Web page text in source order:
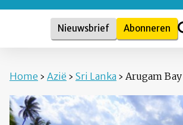
Nieuwsbrief Abonneren
Home › Azië › Sri Lanka › Arugam Bay